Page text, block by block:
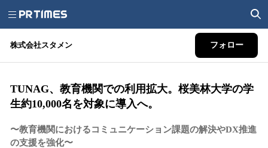
株式会社スタメン フォロー
TUNAG、教育機関での利用拡大。桜美林大学の学
生約10,000名を対象に導入へ。
〜教育機関におけるコミュニケーション課題の解決やDX推進
の支援を強化〜